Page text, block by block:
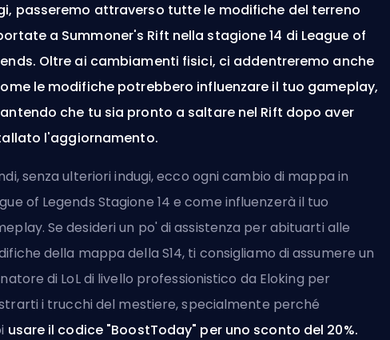
passeremo attraverso tutte le modifiche del terreno
a Summoner's Rift nella stagione 14 di League of
Oltre ai cambiamenti fisici, ci addentreremo anche
le modifiche potrebbero influenzare il tuo gameplay,
che tu sia pronto a saltare nel Rift dopo aver
l'aggiornamento.
senza ulteriori indugi, ecco ogni cambio di mappa in
of Legends Stagione 14 e come influenzerà il tuo
Se desideri un po' di assistenza per abituarti alle
della mappa della S14, ti consigliamo diassumere un
di LoL di livello professionistico da Eloking per
i trucchi del mestiere, specialmente perché
usare il codice "BoostToday" per uno sconto del 20%.